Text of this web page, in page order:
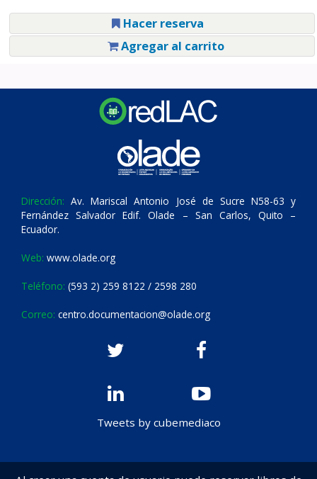
Hacer reserva
Agregar al carrito
Dirección: Av. Mariscal Antonio José de Sucre N58-63 y
Fernández Salvador Edif. Olade – San Carlos, Quito –
Ecuador.
Web: www.olade.org
Teléfono: (593 2) 259 8122 / 2598 280
Correo: centro.documentacion@olade.org
Tweets by cubemediaco